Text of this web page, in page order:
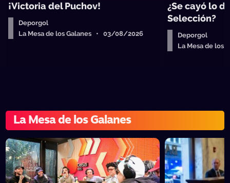
¡Victoria del Puchov!
Deporgol
La Mesa de los Galanes • 03/08/2026
¿Se cayó lo
Selección?
Deporgol
La Mesa de los
La Mesa de los Galanes